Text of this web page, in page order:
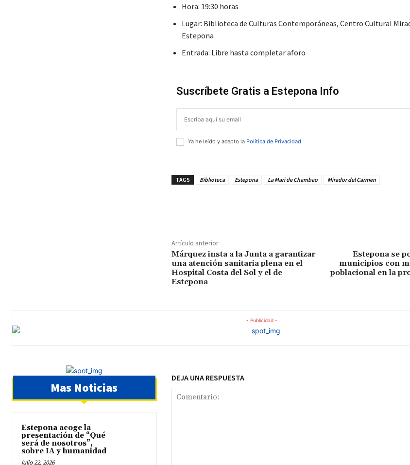
Hora: 19:30 horas
Lugar: Biblioteca de Culturas Contemporáneas, Centro Cultural
Estepona
Entrada: Libre hasta completar aforo
Suscríbete Gratis a Estepona Info
Ya he leído y acepto la Política de Privacidad.
TAGS Biblioteca Estepona La Mari de Chambao Mirador del Carmen
Artículo anterior
Márquez insta a la Junta a garantizar
una atención sanitaria plena en el
Hospital Costa del Sol y el de
Estepona
Estepona se
municipios con
poblacional en la
- Publicidad -
Mas Noticias
Estepona acoge la
presentación de “Qué
será de nosotros”,
sobre IA y humanidad
julio 22, 2026
DEJA UNA RESPUESTA